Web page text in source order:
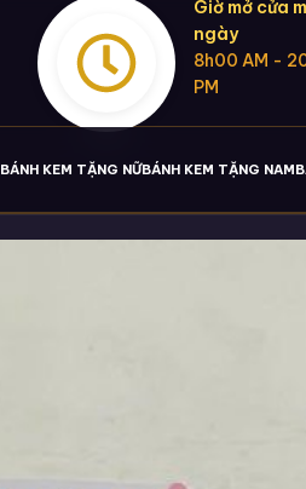
Giờ mở cửa
ngày
8h00 AM -
PM
BÁNH KEM TẶNG NỮBÁNH KEM TẶNG NAM